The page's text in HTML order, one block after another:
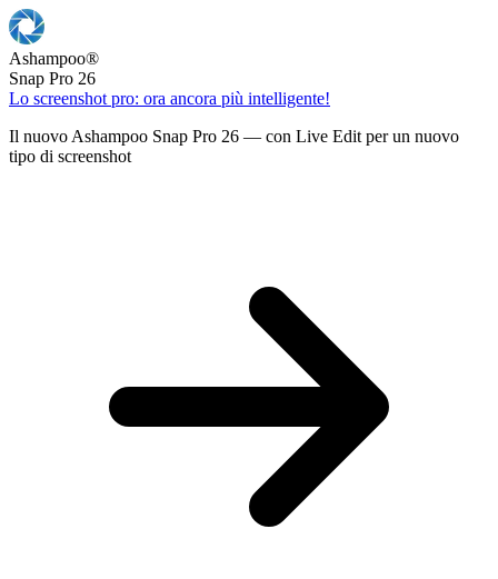
Ashampoo®
Snap Pro 26
Lo screenshot pro: ora ancora più intelligente!
Il nuovo Ashampoo Snap Pro 26 — con Live Edit per un nuovo
tipo di screenshot